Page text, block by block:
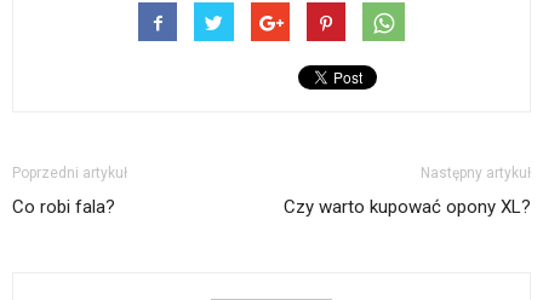
Poprzedni artykuł
Co robi fala?
Następny artykuł
Czy warto kupować opony XL?